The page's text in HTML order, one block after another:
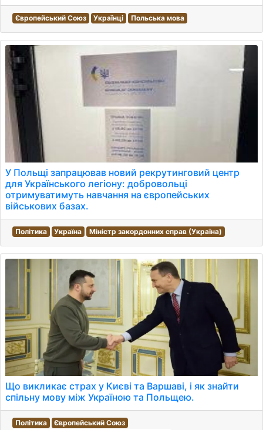
Європейський Союз Українці Польська мова
У Польщі запрацював новий рекрутинговий центр
для Українського легіону: добровольці
отримуватимуть навчання на європейських
військових базах.
Політика Україна Міністр закордонних справ (Україна)
Що викликає страх у Києві та Варшаві, і як знайти
спільну мову між Україною та Польщею.
Політика
Європейський Союз